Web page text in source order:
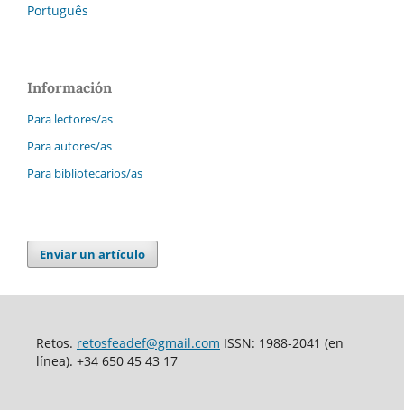
Português
Información
Para lectores/as
Para autores/as
Para bibliotecarios/as
Enviar un artículo
Retos. retosfeadef@gmail.com ISSN: 1988-2041 (en
línea). +34 650 45 43 17